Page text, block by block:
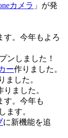
カメラ 」が発
す。今年もよろ
ンしました！
ー作りました。
ました。
りました。
す。今年も
ます。
に新機能を追